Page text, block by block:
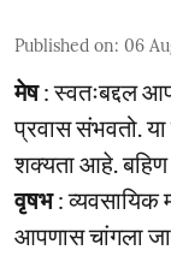
Published on: 06
मेष: स्वतःबद्दल
प्रवास संभवतो.
शक्यता आहे.
वृषभ: व्यवसायिक
आपणास चांगला